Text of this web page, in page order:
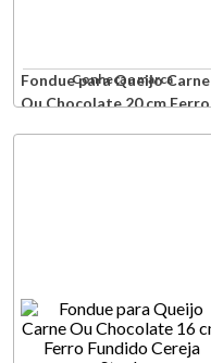
Fondue para Queijo Carne
Ou Chocolate 20 cm Ferro
Conheça a marca